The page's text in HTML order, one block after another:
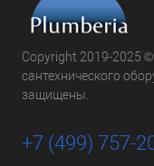
Copyright 2019-2025
сантехнического
защищены.
+7 (499) 757-